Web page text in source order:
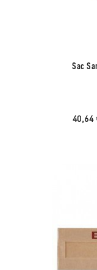
Sac
40,64